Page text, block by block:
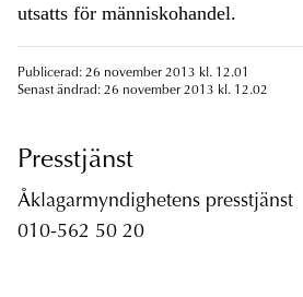
utsatts för människohandel.
Publicerad: 26 november 2013 kl. 12.01
Senast ändrad: 26 november 2013 kl. 12.02
Presstjänst
Åklagarmyndighetens presstjänst
010-562 50 20